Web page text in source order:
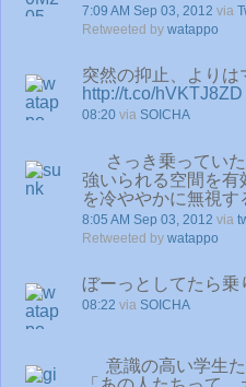
7:09 AM Sep 03, 2012 via
Retweeted by watappo
突然の抑止、よりは
http://t.co/hVKTJ8ZD
08:20 via SOICHA
さっき乗ってい
強いられる空間を有
を冷ややかに無視す
8:05 AM Sep 03, 2012 via
Retweeted by watappo
ぼーっとしてたら乗
08:22 via SOICHA
意識の高い学生